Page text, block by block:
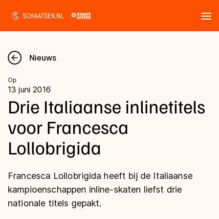
Nieuws
Kalender
Disciplines
Marathon
Inlineskaten
Uitslagen
Langebaan
Shorttrack
Tijden & historie
Nieuws
Op
13 juni 2016
Drie Italiaanse inlinetitels
voor Francesca
Lollobrigida
Francesca Lollobrigida heeft bij de Italiaanse
kampioenschappen inline-skaten liefst drie
nationale titels gepakt.